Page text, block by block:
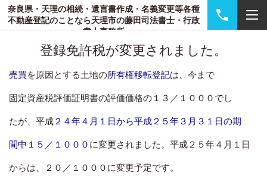
奈良県・天理の相続・遺言書作成・名義変更等各種
不動産登記のことなら天理市の藤田司法書士・行政
書士事務所
登録免許税が変更されました。
売買を原因とする土地の所有権移転登記は、今まで
固定資産税評価証明書の評価価格の１３／１０００でし
たが、平成 ２４年４月１日から平成２５年３月３１日の期
間中 １５ ／１０００ に変更されました。平成２５年４月１日
からは、２０／１０００に変更予定です。